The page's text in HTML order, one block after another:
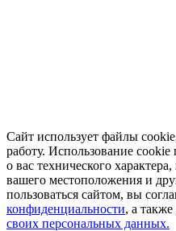
Сайт использует файлы
работу. Использование
о вас технического
вашего местоположения и
пользоваться сайтом, вы
конфиденциальности, а также
своих персональных данных.